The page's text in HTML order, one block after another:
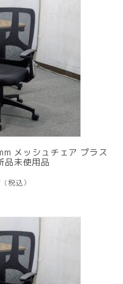
メッシュチェア プラス
未使用品
(税込）